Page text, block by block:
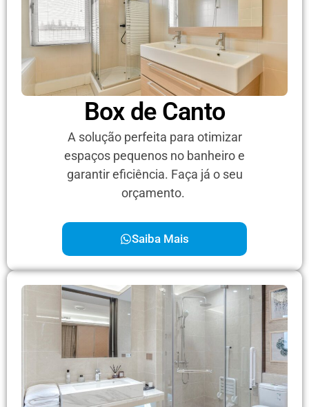
Box de Canto
A solução perfeita para otimizar
espaços pequenos no banheiro e
garantir eficiência. Faça já o seu
orçamento.
Saiba Mais